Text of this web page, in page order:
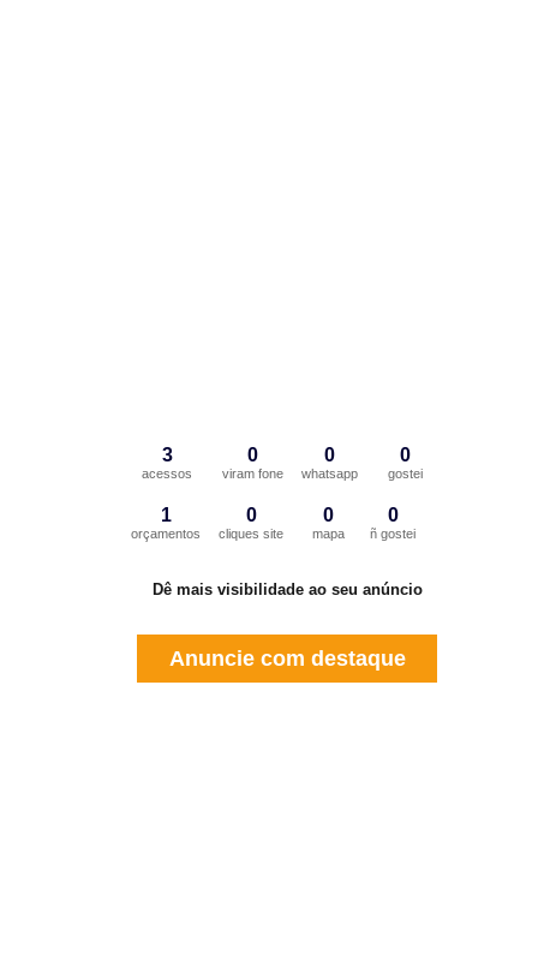
3
acessos
0
viram fone
0
whatsapp
0
gostei
1
orçamentos
0
cliques site
0
mapa
0
ñ gostei
Dê mais visibilidade ao seu anúncio
Anuncie com destaque